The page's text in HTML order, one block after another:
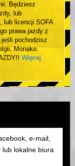
Będziesz
lub
, lub licencji SOFA
prawa jazdy z
pochodzisz
Monako.
Więcej
e-mail,
lokalne biura